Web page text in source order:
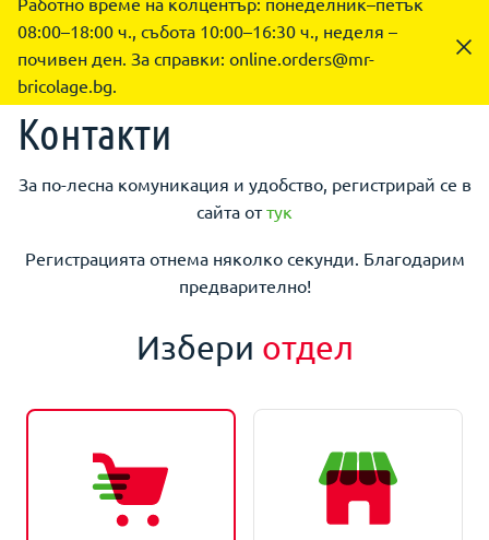
08:00–18:00 ч., събота 10:00–16:30 ч., неделя –
почивен ден. За справки: online.orders@mr-
bricolage.bg.
Контакти
За по-лесна комуникация и удобство, регистрирай се в
сайта оттук
Регистрацията отнема няколко секунди. Благодарим
предварително!
Избери отдел